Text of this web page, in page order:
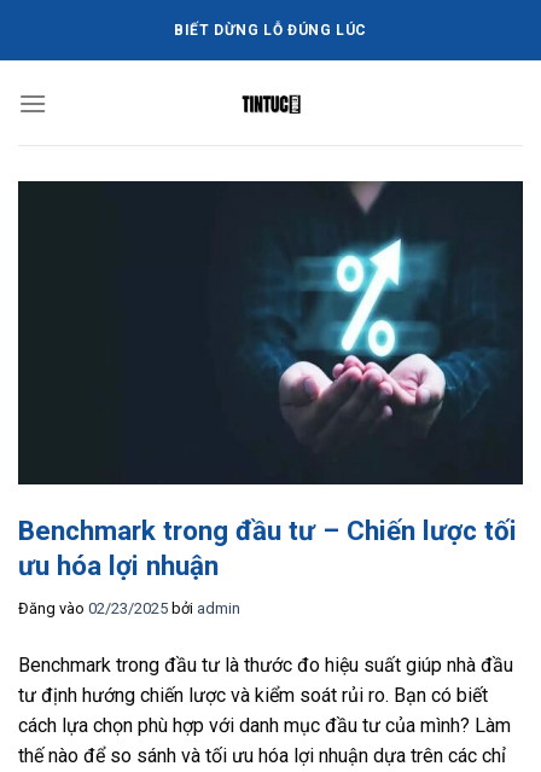
dung
BIẾT DỪNG LỖ ĐÚNG LÚC
Benchmark trong đầu tư – Chiến lược tối
ưu hóa lợi nhuận
Đăng vào 02/23/2025 bởi admin
Benchmark trong đầu tư là thước đo hiệu suất giúp nhà đầu
tư định hướng chiến lược và kiểm soát rủi ro. Bạn có biết
cách lựa chọn phù hợp với danh mục đầu tư của mình? Làm
thế nào để so sánh và tối ưu hóa lợi nhuận dựa trên các chỉ